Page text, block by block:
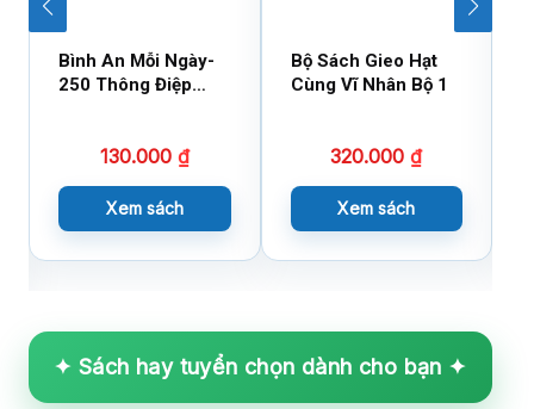
Bình An Mỗi Ngày-
250 Thông Điệp
130.000 ₫
Xem sách
Bộ Sách Gieo Hạt
Cùng Vĩ Nhân Bộ 1
320.000₫
Xem sách
✦ Sách hay tuyển chọn dành cho bạn ✦